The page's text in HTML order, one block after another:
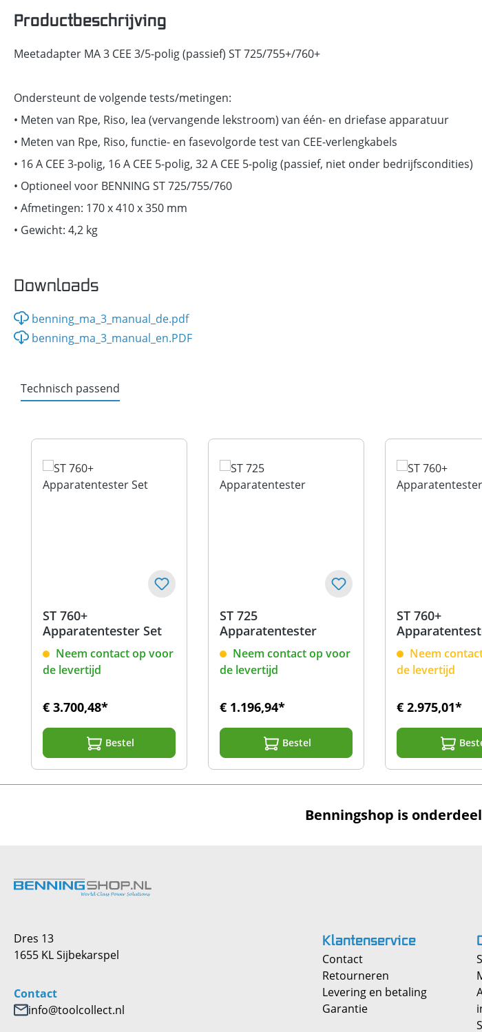
Productbeschrijving
Meetadapter MA 3 CEE 3/5-polig (passief) ST 725/755+/760+
Ondersteunt de volgende tests/metingen:
• Meten van Rpe, Riso, Iea (vervangende lekstroom) van één- en driefase apparatuur
• Meten van Rpe, Riso, functie- en fasevolgorde test van CEE-verlengkabels
• 16 A CEE 3-polig, 16 A CEE 5-polig, 32 A CEE 5-polig (passief, niet onder bedrijfscondities)
• Optioneel voor BENNING ST 725/755/760
• Afmetingen: 170 x 410 x 350 mm
• Gewicht: 4,2 kg
Downloads
benning_ma_3_manual_de.pdf
benning_ma_3_manual_en.PDF
Technisch passend
ST 760+
Apparatentester Set
Neem contact op voor
de levertijd
€ 3.700,48*
Bestel
ST 725
Apparatentester
Neem contact op voor
de levertijd
€ 1.196,94*
Bestel
ST 760+
Neem
de levertijd
€ 2.975,01*
Benningshop is
Dres 13
1655 KL Sijbekarspel
Contact
info@toolcollect.nl
Klantenservice
Contact
Retourneren
Levering en betaling
Garantie